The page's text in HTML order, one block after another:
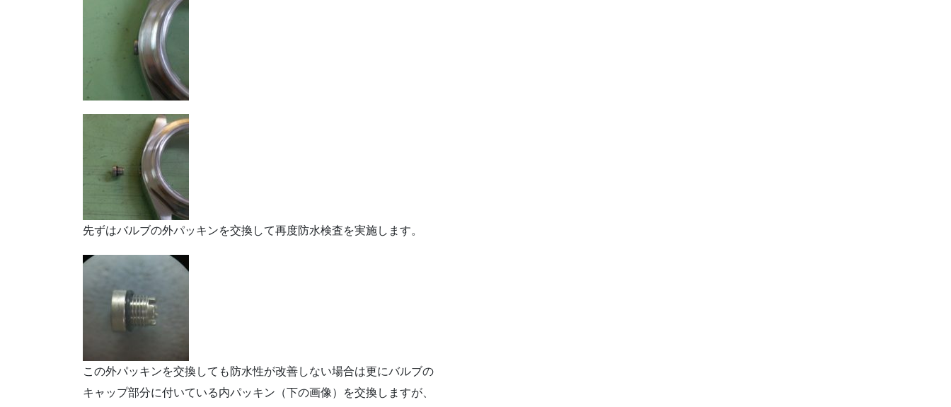
先ずはバルブの外パッキンを交換して再度防水検査を実施します。
この外パッキンを交換しても防水性が改善しない場合は更にバルブの
キャップ部分に付いている内パッキン（下の画像）を交換しますが、